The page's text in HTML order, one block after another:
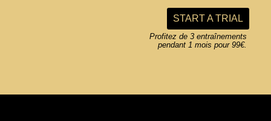
START A TRIAL
Profitez de 3 entraînements
pendant 1 mois pour 99€.